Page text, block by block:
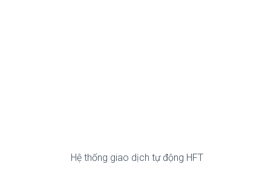
Hệ thống giao dịch tự động HFT